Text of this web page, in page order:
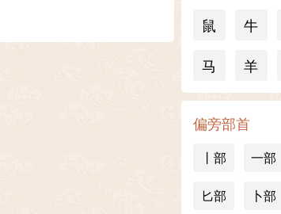
鼠
牛
马
羊
偏旁部首
丨部 一部
匕部 卜部